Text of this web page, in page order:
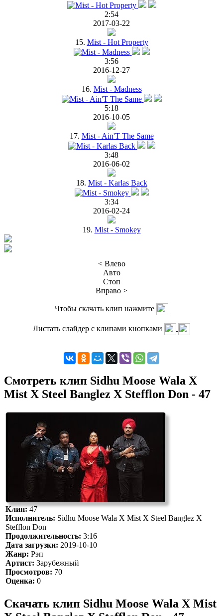
2:54
2017-03-22
15. Mist - Hot Property
3:56
2016-12-27
16. Mist - Madness
5:18
2016-10-05
17. Mist - Ain'T The Same
3:48
2016-06-02
18. Mist - Karlas Back
3:34
2016-02-24
19. Mist - Smokey
< Влево
Авто
Стоп
Вправо >
Чтобы скачать клип нажмите
Листать слайдер с клипами кнопками
Смотреть клип Sidhu Moose Wala X
Mist X Steel Banglez X Stefflon Don - 47
Клип:47
Исполнитель: Sidhu Moose Wala X Mist X Steel Banglez X
Stefflon Don
Продолжительность: 3:16
Дата загрузки: 2019-10-10
Жанр: Рэп
Артист: Зарубежный
Просмотров: 70
Оценка: 0
Скачать клип Sidhu Moose Wala X Mist